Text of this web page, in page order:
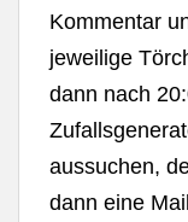
Kommentar
jeweilige
dann nach
aussuchen,
dann eine